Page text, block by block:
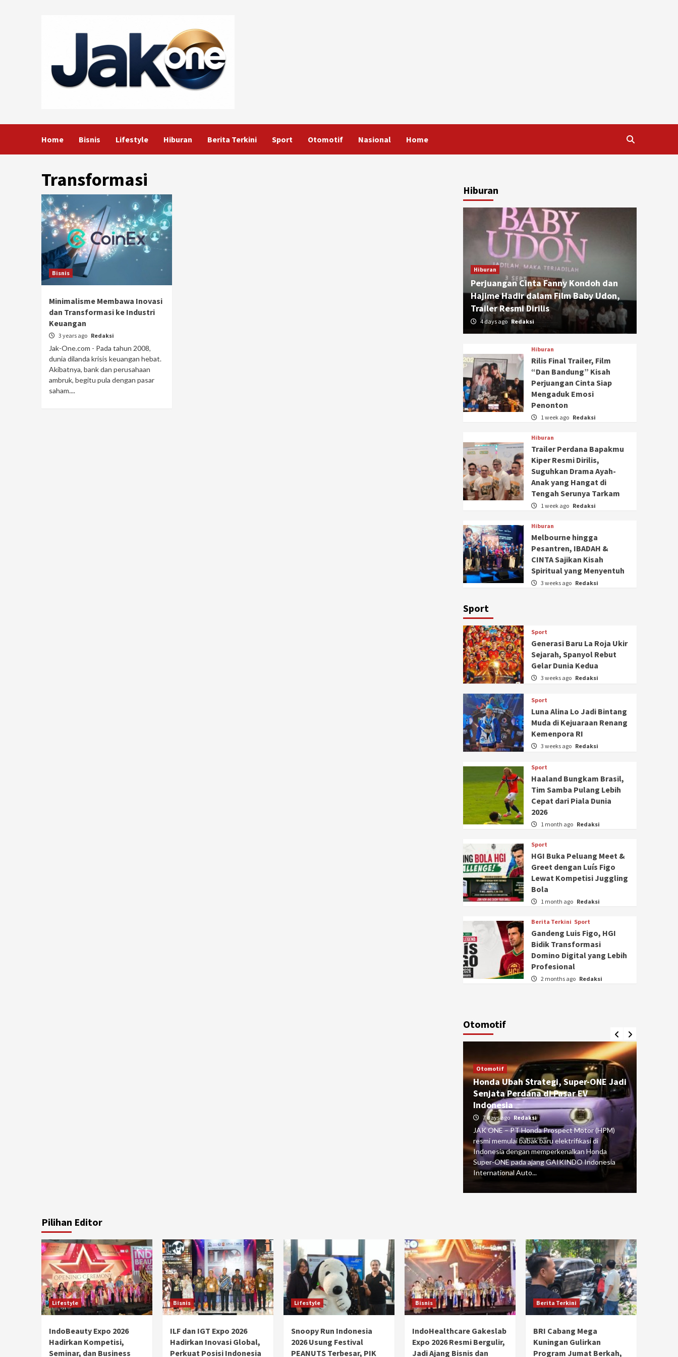
Home Bisnis Lifestyle Hiburan Berita Terkini Sport Otomotif Nasional Home
Transformasi
Bisnis
Minimalisme Membawa Inovasi
dan Transformasi ke Industri
Keuangan
3 years ago Redaksi
Jak-One.com - Pada tahun 2008,
dunia dilanda krisis keuangan hebat.
Akibatnya, bank dan perusahaan
ambruk, begitu pula dengan pasar
saham....
Hiburan
Hiburan
Perjuangan Cinta Fanny Kondoh dan
Hajime Hadir dalam Film Baby Udon,
Trailer Resmi Dirilis
4 days ago Redaksi
Hiburan
Rilis Final Trailer, Film
“Dan Bandung” Kisah
Perjuangan Cinta Siap
Mengaduk Emosi
Penonton
1 week ago Redaksi
Hiburan
Trailer Perdana Bapakmu
Kiper Resmi Dirilis,
Suguhkan Drama Ayah-
Anak yang Hangat di
Tengah Serunya Tarkam
1 week ago Redaksi
Hiburan
Melbourne hingga
Pesantren, IBADAH &
CINTA Sajikan Kisah
Spiritual yang Menyentuh
3 weeks ago Redaksi
Sport
Sport
Generasi Baru La Roja Ukir
Sejarah, Spanyol Rebut
Gelar Dunia Kedua
3 weeks ago Redaksi
Sport
Luna Alina Lo Jadi Bintang
Muda di Kejuaraan Renang
Kemenpora RI
3 weeks ago Redaksi
Sport
Haaland Bungkam Brasil,
Tim Samba Pulang Lebih
Cepat dari Piala Dunia
2026
1 month ago Redaksi
Sport
HGI Buka Peluang Meet &
Greet dengan Luís Figo
Lewat Kompetisi Juggling
Bola
1 month ago Redaksi
Berita Terkini Sport
Gandeng Luis Figo, HGI
Bidik Transformasi
Domino Digital yang Lebih
Profesional
2 months ago Redaksi
Otomotif
Otomotif
Honda Ubah Strategi, Super-ONE Jadi
Senjata Perdana di Pasar EV
Indonesia
7 days ago Redaksi
JAK ONE – PT Honda Prospect Motor (HPM)
resmi memulai babak baru elektrifikasi di
Indonesia dengan memperkenalkan Honda
Super-ONE pada ajang GAIKINDO Indonesia
International Auto...
Pilihan Editor
Lifestyle
IndoBeauty Expo 2026
Hadirkan Kompetisi,
Seminar, dan Business
Bisnis
ILF dan IGT Expo 2026
Hadirkan Inovasi Global,
Perkuat Posisi Indonesia
Lifestyle
Snoopy Run Indonesia
2026 Usung Festival
PEANUTS Terbesar, PIK
Bisnis
IndoHealthcare Gakeslab
Expo 2026 Resmi Bergulir,
Jadi Ajang Bisnis dan
Berita Terkini
BRI Cabang Mega
Kuningan Gulirkan
Program Jumat Berkah,